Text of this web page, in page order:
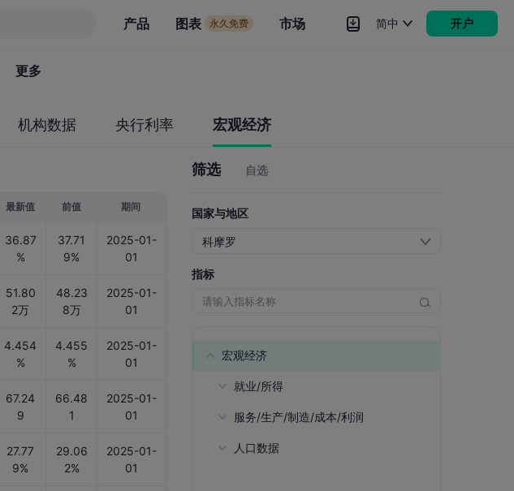
产品 图表 永久免费 市场
信号
简中 开户
更多
机构数据 央行利率 宏观经济
最新值 前值 期间
36.87
%
37.71
9%
2025-01-
01
51.80
2万
48.23
8万
2025-01-
01
4.454
%
4.455
%
2025-01-
01
67.24
9
66.48
1
2025-01-
01
27.77
9%
29.06
2%
2025-01-
01
筛选 自选
国家与地区
科摩罗
指标
宏观经济
就业/所得
劳动参与率-15岁以上(ILO预估)
劳动参与率-15岁至64岁(ILO预估)
服务/生产/制造/成本/利润
每小时实际产出(美元,ILO预估)
人口数据